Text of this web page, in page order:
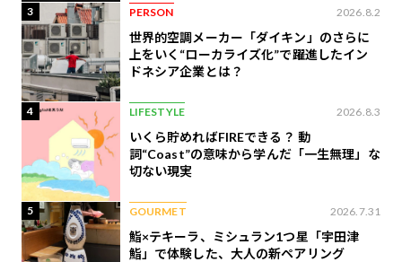
3 PERSON 2026.8.2
世界的空調メーカー「ダイキン」のさらに
上をいく“ローカライズ化”で躍進したイン
ドネシア企業とは？
4 LIFESTYLE 2026.8.3
いくら貯めればFIREできる？ 動
詞“Coast”の意味から学んだ「一生無理」な
切ない現実
5 GOURMET 2026.7.31
鮨×テキーラ、ミシュラン1つ星「宇田津
鮨」で体験した、大人の新ペアリング